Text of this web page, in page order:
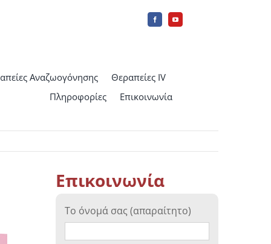
Αναζωογόνησης
Θεραπείες IV
Πληροφορίες
Επικοινωνία
Επικοινωνία
Το όνομά σας (απαραίτητο)